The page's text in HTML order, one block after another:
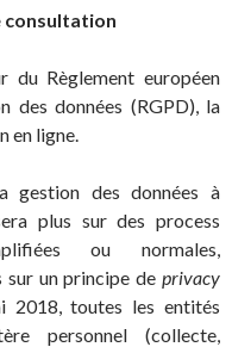
consultation
du Règlement européen
des données (RGPD), la
en ligne.
gestion des données à
plus sur des process
ou normales,
sur un principe de privacy
2018, toutes les entités
personnel (collecte,